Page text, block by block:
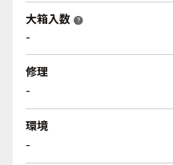
大箱入数 help
-
修理
-
環境
-